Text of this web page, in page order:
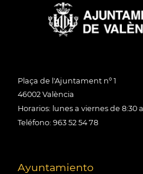
Plaça de l'Ajuntament nº 1
46002 València
Horarios: lunes a viernes de 8:30
Teléfono: 963 52 54 78
Ayuntamiento